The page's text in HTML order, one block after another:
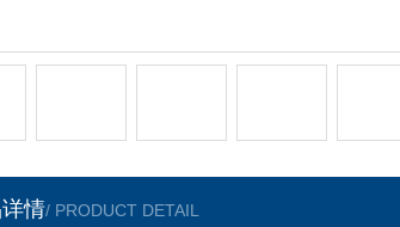
情/ PRODUCT DETAIL